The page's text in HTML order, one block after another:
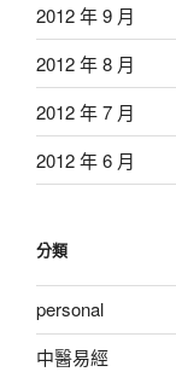
2012 年 9 月
2012 年 8 月
2012 年 7 月
2012 年 6 月
分類
personal
中醫易經